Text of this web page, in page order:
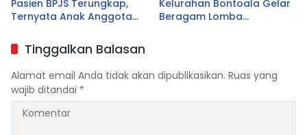
Pasien BPJS Terungkap,
Ternyata Anak Anggota
Kelurahan Bontoala Gelar
Beragam Lomba
Tinggalkan Balasan
Alamat email Anda tidak akan dipublikasikan. Ruas yang
wajib ditandai *